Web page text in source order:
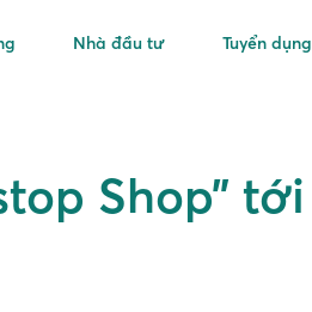
Nhà đầu tư Tuyển dụng
Shop” tới